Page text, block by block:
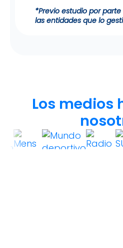
*Previo estudio por
las entidades que lo
Los medios